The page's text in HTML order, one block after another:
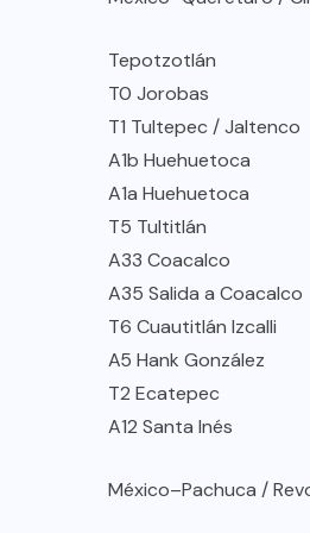
Tepotzotlán
T0 Jorobas
T1 Tultepec / Jaltenco
A1b Huehuetoca
A1a Huehuetoca
T5 Tultitlán
A33 Coacalco
A35 Salida a Coacalco
T6 Cuautitlán Izcalli
A5 Hank González
T2 Ecatepec
A12 Santa Inés
México–Pachuca /